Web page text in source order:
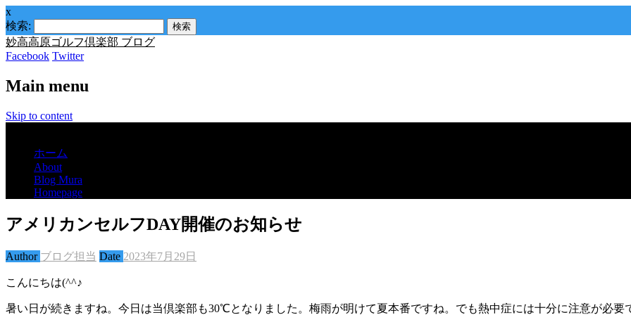
x
検索:
妙高高原ゴルフ倶楽部 ブログ
Facebook Twitter
Main menu
Skip to content
ホーム
About
Blog Mura
Homepage
アメリカンセルフDAY開催のお知らせ
Author ブログ担当 Date 2023年7月29日
こんにちは(^^♪
暑い日が続きますね。今日は当倶楽部も30℃となりました。梅雨が明けて夏本番ですね。でも熱中症には十分に注意が必要